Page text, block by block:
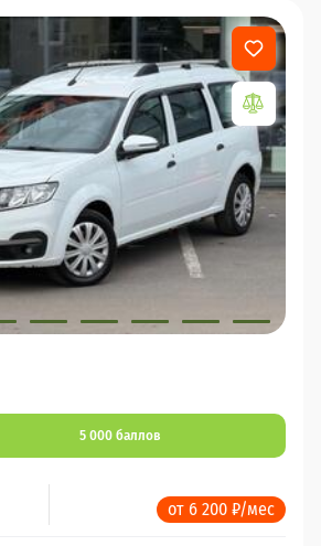
5 000 баллов
от 6 200 ₽/мес